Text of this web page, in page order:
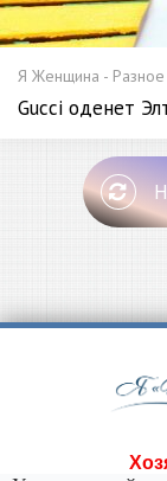
Я Женщина - Разное
Gucci оденет